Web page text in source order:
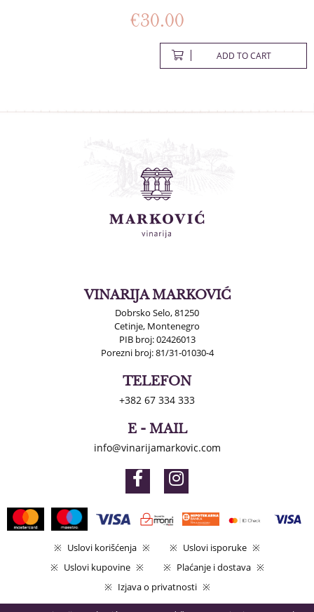
€30.00
ADD TO CART
VINARIJA MARKOVIĆ
Dobrsko Selo, 81250
Cetinje, Montenegro
PIB broj: 02426013
Porezni broj: 81/31-01030-4
TELEFON
+382 67 334 333
E - MAIL
info@vinarijamarkovic.com
Uslovi korišćenja
Uslovi isporuke
Uslovi kupovine
Plaćanje i dostava
Izjava o privatnosti